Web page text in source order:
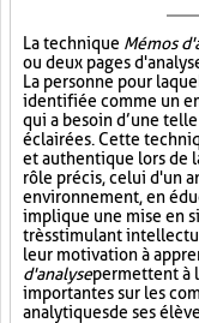
La technique Mémos
ou deux pages
La personne pour
identifiée comme un
qui a besoin d’une
éclairées. Cette
et authentique lors de
rôle précis, celui d'un
environnement, en
implique une mise en
très stimulant
leur motivation à
d'analysepermettent à
importantes sur les
analytiques de ses